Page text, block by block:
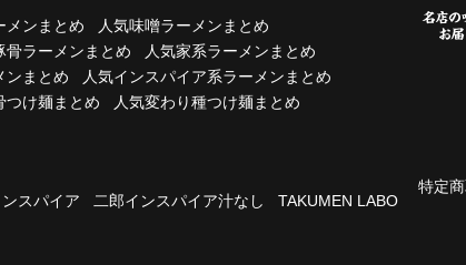
メンまとめ
人気味噌ラーメンまとめ
骨ラーメンまとめ
人気家系ラーメンまとめ
ンまとめ
人気インスパイア系ラーメンまとめ
つけ麺まとめ 人気変わり種つけ麺まとめ
スパイア 二郎インスパイア汁なし
TAKUMEN LABO
特定